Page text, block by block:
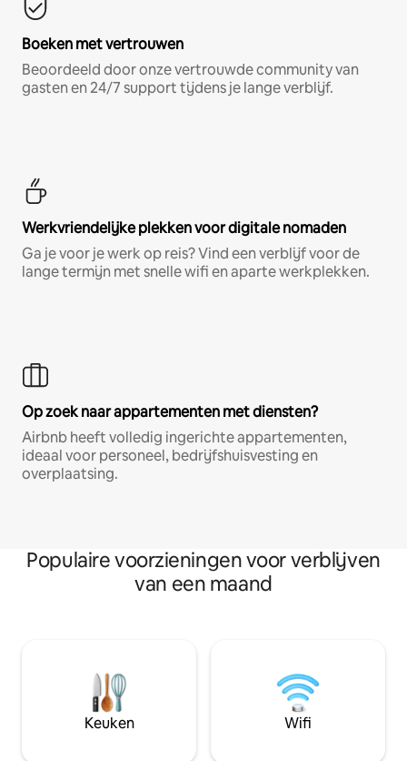
Boeken met vertrouwen
Beoordeeld door onze vertrouwde community van
gasten en 24/7 support tijdens je lange verblijf.
Werkvriendelijke plekken voor digitale nomaden
Ga je voor je werk op reis? Vind een verblijf voor de
lange termijn met snelle wifi en aparte werkplekken.
Op zoek naar appartementen met diensten?
Airbnb heeft volledig ingerichte appartementen,
ideaal voor personeel, bedrijfshuisvesting en
overplaatsing.
Populaire voorzieningen voor verblijven
van een maand
Keuken Wifi